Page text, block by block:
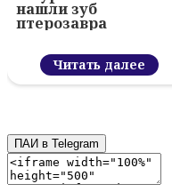
нашли зуб
птерозавра
Читать далее
ПАИ в Telegram